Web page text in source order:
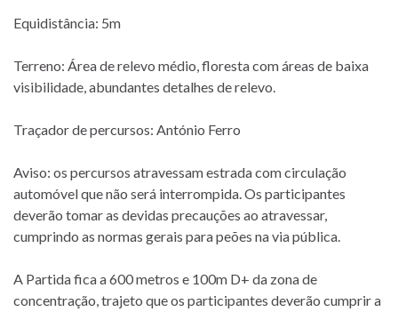
Equidistância: 5m
Terreno: Área de relevo médio, floresta com áreas de baixa
visibilidade, abundantes detalhes de relevo.
Traçador de percursos: António Ferro
Aviso: os percursos atravessam estrada com circulação
automóvel que não será interrompida. Os participantes
deverão tomar as devidas precauções ao atravessar,
cumprindo as normas gerais para peões na via pública.
A Partida fica a 600 metros e 100m D+ da zona de
concentração, trajeto que os participantes deverão cumprir a